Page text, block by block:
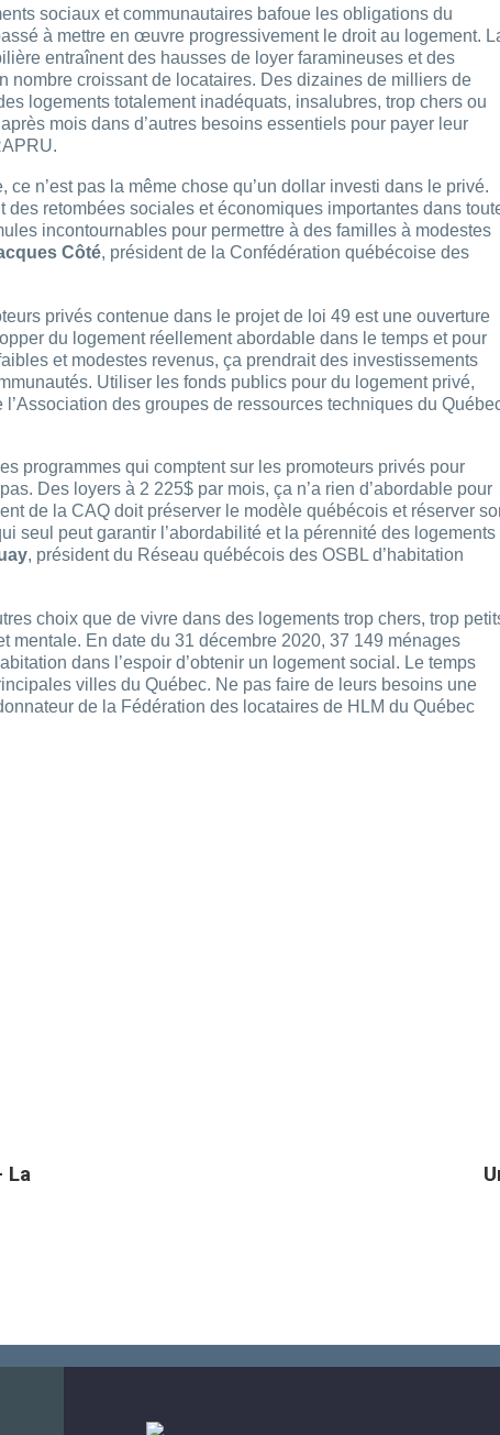
sociaux et communautaires bafoue les obligations du
à mettre en œuvre progressivement le droit au logement.
entraînent des hausses de loyer faramineuses et des
nombre croissant de locataires. Des dizaines de milliers de
logements totalement inadéquats, insalubres, trop chers ou
mois dans d’autres besoins essentiels pour payer leur
n’est pas la même chose qu’un dollar investi dans le privé.
retombées sociales et économiques importantes dans
incontournables pour permettre à des familles à modestes
Côté, président de la Confédération québécoise des
privés contenue dans le projet de loi 49 est une ouverture
du logement réellement abordable dans le temps et pour
et modestes revenus, ça prendrait des investissements
Utiliser les fonds publics pour du logement privé,
l’Association des groupes de ressources techniques du
programmes qui comptent sur les promoteurs privés pour
Des loyers à 2 225$ par mois, ça n’a rien d’abordable pour
de la CAQ doit préserver le modèle québécois et réserver
seul peut garantir l’abordabilité et la pérennité des logements
, président du Réseau québécois des OSBL d’habitation
choix que de vivre dans des logements trop chers, trop
mentale. En date du 31 décembre 2020, 37 149 ménages
dans l’espoir d’obtenir un logement social. Le temps
villes du Québec. Ne pas faire de leurs besoins une
de la Fédération des locataires de HLM du Québec
La